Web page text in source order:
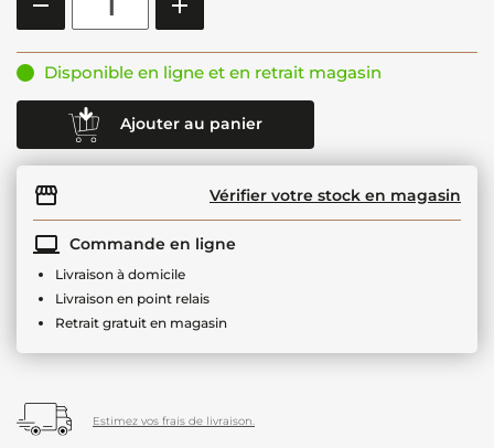
Disponible en ligne et en retrait magasin
Ajouter au panier
Vérifier votre stock en magasin
Commande en ligne
Livraison à domicile
Livraison en point relais
Retrait gratuit en magasin
Estimez vos frais de livraison.